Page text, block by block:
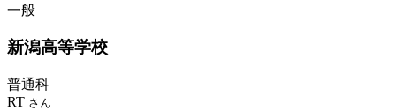
一般
新潟高等学校
普通科
RT さん